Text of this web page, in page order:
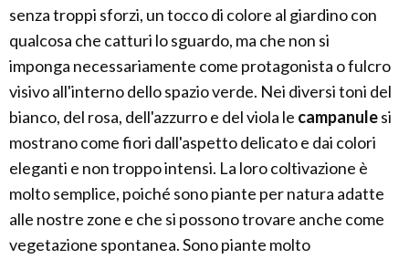
senza troppi sforzi, un tocco di colore al giardino con
qualcosa che catturi lo sguardo, ma che non si
imponga necessariamente come protagonista o fulcro
visivo all'interno dello spazio verde. Nei diversi toni del
bianco, del rosa, dell'azzurro e del viola le campanulesi
mostrano come fiori dall'aspetto delicato e dai colori
eleganti e non troppo intensi. La loro coltivazione è
molto semplice, poiché sono piante per natura adatte
alle nostre zone e che si possono trovare anche come
vegetazione spontanea. Sono piante molto